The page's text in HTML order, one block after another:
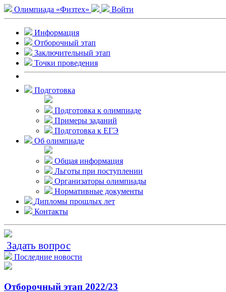
Олимпиада «Физтех» Войти
Информация
Отборочный этап
Заключительный этап
Точки проведения
Подготовка
Подготовка к олимпиаде
Примеры заданий
Подготовка к ЕГЭ
Об олимпиаде
Общая информация
Льготы при поступлении
Организаторы олимпиады
Нормативные документы
Дипломы прошлых лет
Контакты
Задать вопрос
Последние новости
Отборочный этап 2022/23